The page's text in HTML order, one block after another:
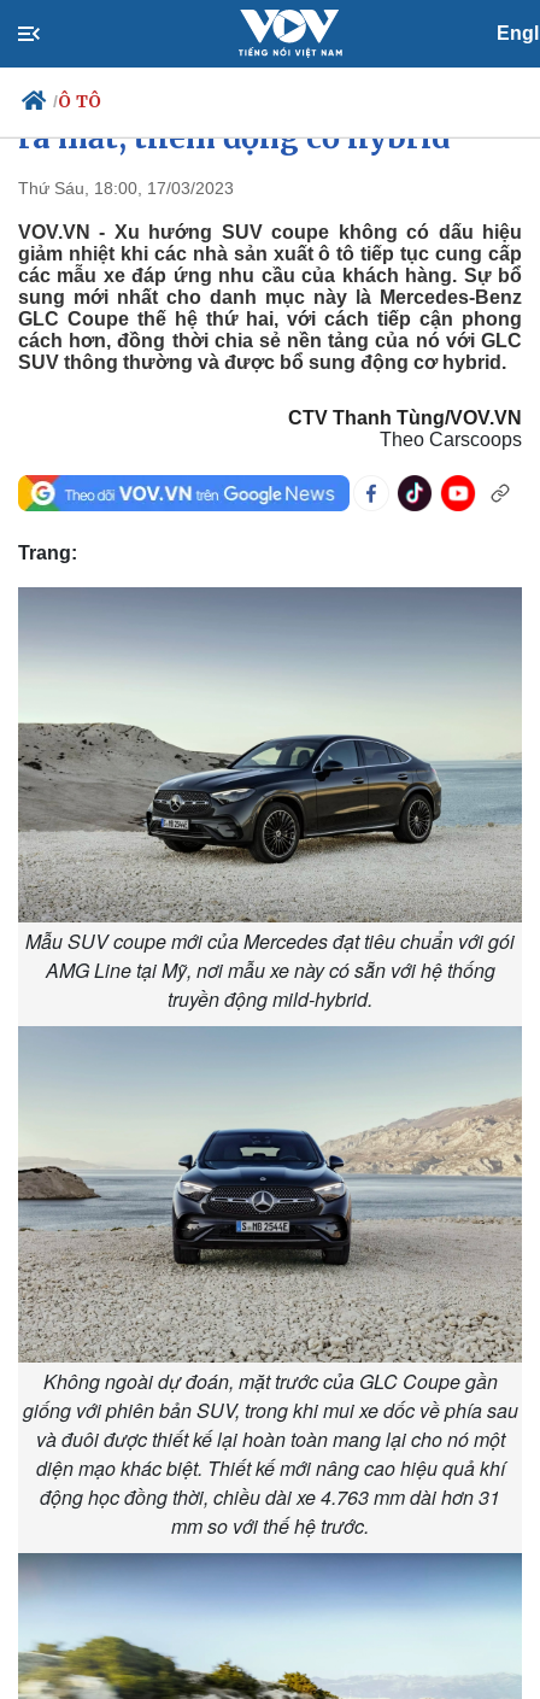
/Ô TÔ
Chính trị
Đảng
Tổ chức nhân sự
Quốc hội
Nhận diện sự thật
Xã hội
Tin 24h
Dự báo thời tiết
Giáo dục
Dấu ấn VOV
Việc làm
Thế giới
Quan sát
Cuộc sống đó đây
Hồ sơ
Multimedia
Video
Ảnh
Infographic
Ô TÔ - XE MÁY Ô tô
Mercedes-Benz GLC Coupe 2024
ra mắt, thêm động cơ hybrid
Thứ Sáu, 18:00, 17/03/2023
VOV.VN - Xu hướng SUV coupe không có dấu hiệu
giảm nhiệt khi các nhà sản xuất ô tô tiếp tục cung cấp
các mẫu xe đáp ứng nhu cầu của khách hàng. Sự bổ
sung mới nhất cho danh mục này là Mercedes-Benz
GLC Coupe thế hệ thứ hai, với cách tiếp cận phong
cách hơn, đồng thời chia sẻ nền tảng của nó với GLC
SUV thông thường và được bổ sung động cơ hybrid.
CTV Thanh Tùng/VOV.VN
Theo Carscoops
Trang:
Mẫu SUV coupe mới của Mercedes đạt tiêu chuẩn với gói
AMG Line tại Mỹ, nơi mẫu xe này có sẵn với hệ thống
truyền động mild-hybrid.
Không ngoài dự đoán, mặt trước của GLC Coupe gần
giống với phiên bản SUV, trong khi mui xe dốc về phía sau
và đuôi được thiết kế lại hoàn toàn mang lại cho nó một
diện mạo khác biệt. Thiết kế mới nâng cao hiệu quả khí
động học đồng thời, chiều dài xe 4.763 mm dài hơn 31
mm so với thế hệ trước.